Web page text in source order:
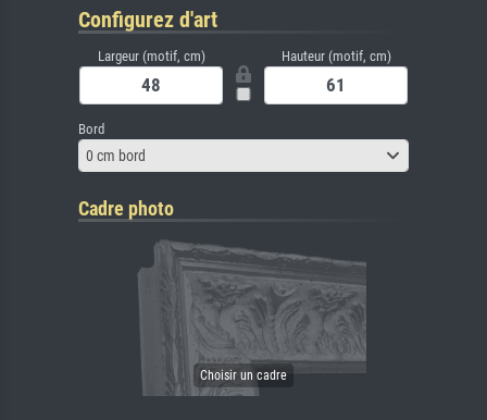
Configurez d'art
Largeur (motif, cm) Hauteur (motif, cm)
Bord
0 cm bord
Cadre photo